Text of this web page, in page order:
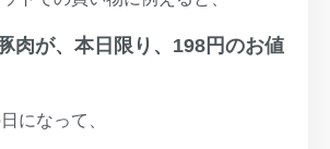
肉が、本日限り、198円のお値
になって、